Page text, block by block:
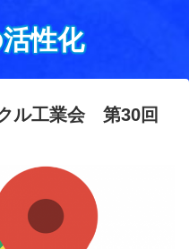
性化
ル工業会 第30回